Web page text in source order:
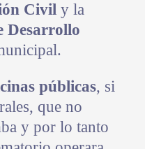
Civily la
Desarrollo
públicas, si
que no
y por lo tanto